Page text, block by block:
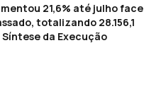
21,6% até julho face
totalizando 28.156,1
da Execução